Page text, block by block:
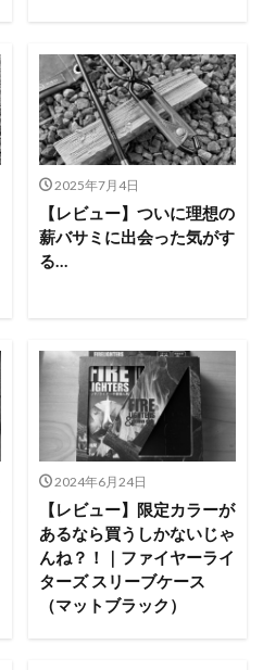
2025年7月4日
【レビュー】ついに理想の
薪バサミに出会った気がす
る…
2024年6月24日
【レビュー】限定カラーが
あるなら買うしかないじゃ
んね？！｜ファイヤーライ
ターズ スリーブケース
（マットブラック）